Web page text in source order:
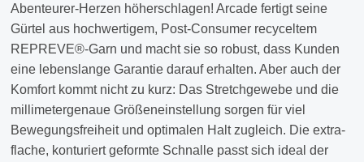
Abenteurer-Herzen höherschlagen! Arcade fertigt seine
Gürtel aus hochwertigem, Post-Consumer recyceltem
REPREVE®-Garn und macht sie so robust, dass Kunden
eine lebenslange Garantie darauf erhalten. Aber auch der
Komfort kommt nicht zu kurz: Das Stretchgewebe und die
millimetergenaue Größeneinstellung sorgen für viel
Bewegungsfreiheit und optimalen Halt zugleich. Die extra-
flache, konturiert geformte Schnalle passt sich ideal der